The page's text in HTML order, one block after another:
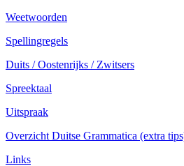
Weetwoorden
Spellingregels
Duits / Oostenrijks / Zwitsers
Spreektaal
Uitspraak
Overzicht Duitse Grammatica (extra
Links